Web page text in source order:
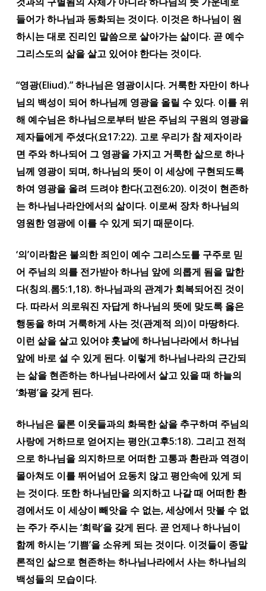
들어가 하나님과 동화되는 것이다. 이것은 하나님이 원
하시는 대로 진리인 말씀으로 살아가는 삶이다. 곧 예수
그리스도의 삶을 살고 있어야 한다는 것이다.
“영광(Eliud).” 하나님은 영광이시다. 거룩한 자만이 하나
님의 백성이 되어 하나님께 영광을 올릴 수 있다. 이를 위
해 예수님은 하나님으로부터 받은 주님의 구원의 영광을
제자들에게 주셨다(요17:22). 고로 우리가 참 제자이라
면 주와 하나되어 그 영광을 가지고 거룩한 삶으로 하나
님께 영광이 되며, 하나님의 뜻이 이 세상에 구현되도록
하여 영광을 올려 드려야 한다(고전6:20). 이것이 현존하
는 하나님나라안에서의 삶이다. 이로써 장차 하나님의
영원한 영광에 이를 수 있게 되기 때문이다.
‘의’이라함은 불의한 죄인이 예수 그리스도를 구주로 믿
어 주님의 의를 전가받아 하나님 앞에 의롭게 됨을 말한
다(칭의.롬5:1,18). 하나님과의 관계가 회복되어진 것이
다. 따라서 의로워진 자답게 하나님의 뜻에 맞도록 옳은
행동을 하며 거룩하게 사는 것(관계적 의)이 마땅하다.
이런 삶을 살고 있어야 훗날에 하나님나라에서 하나님
앞에 바로 설 수 있게 된다. 이렇게 하나님나라의 근간되
는 삶을 현존하는 하나님나라에서 살고 있을 때 하늘의
‘화평’을 갖게 된다.
하나님은 물론 이웃들과의 화목한 삶을 추구하며 주님의
사랑에 거하므로 얻어지는 평안(고후5:18). 그리고 전적
으로 하나님을 의지하므로 어떠한 고통과 환란과 역경이
몰아쳐도 이를 뛰어넘어 요동치 않고 평안속에 있게 되
는 것이다. 또한 하나님만을 의지하고 나갈 때 어떠한 환
경에서도 이 세상이 빼앗을 수 없는, 세상에서 맛볼 수 없
는 주가 주시는 ‘희락’을 갖게 된다. 곧 언제나 하나님이
함께 하시는 ‘기쁨’을 소유케 되는 것이다. 이것들이 종말
론적인 삶으로 현존하는 하나님나라에서 사는 하나님의
백성들의 모습이다.